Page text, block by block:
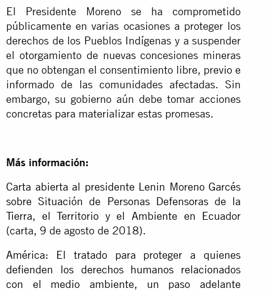
El Presidente Moreno se ha comprometido
públicamente en varias ocasiones a proteger los
derechos de los Pueblos Indígenas y a suspender
el otorgamiento de nuevas concesiones mineras
que no obtengan el consentimiento libre, previo e
informado de las comunidades afectadas. Sin
embargo, su gobierno aún debe tomar acciones
concretas para materializar estas promesas.
Más información:
Carta abierta al presidente Lenin Moreno Garcés
sobre Situación de Personas Defensoras de la
Tierra, el Territorio y el Ambiente en Ecuador
(carta, 9 de agosto de 2018).
América: El tratado para proteger a quienes
defienden los derechos humanos relacionados
con el medio ambiente, un paso adelante